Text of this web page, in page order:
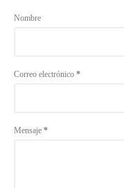
Nombre
Correo electrónico *
Mensaje *